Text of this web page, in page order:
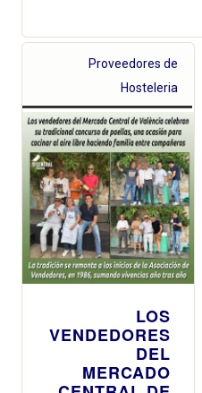
Proveedores de
Hosteleria
LOS
VENDEDORES
DEL
MERCADO